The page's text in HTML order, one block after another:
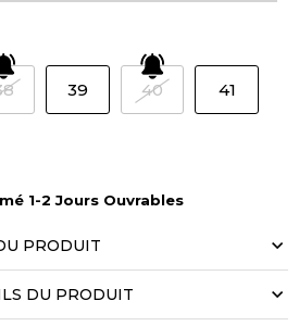
39 40 41
1-2 Jours Ouvrables
PRODUIT
DU PRODUIT